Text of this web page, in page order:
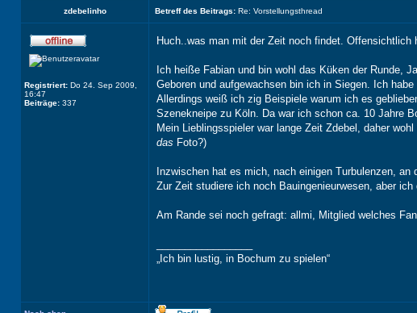
zdebelinho Betreff des Beitrags: Re: Vorstellungsthread
Registriert: Do 24. Sep 2009,
16:47
Beiträge: 337
Huch..was man mit der Zeit noch findet.
Ich heiße Fabian und bin wohl das Küken der Runde,
Geboren und aufgewachsen bin ich in Siegen. Ich
Allerdings weiß ich zig Beispiele warum ich es
Szenekneipe zu Köln. Da war ich schon ca. 10 Jahre
Mein Lieblingsspieler war lange Zeit Zdebel, daher
das Foto?)
Inzwischen hat es mich, nach einigen Turbulenzen,
Zur Zeit studiere ich noch Bauingenieurwesen, aber
Am Rande sei noch gefragt: allmi, Mitglied welches
„Ich bin lustig, in Bochum zu spielen“